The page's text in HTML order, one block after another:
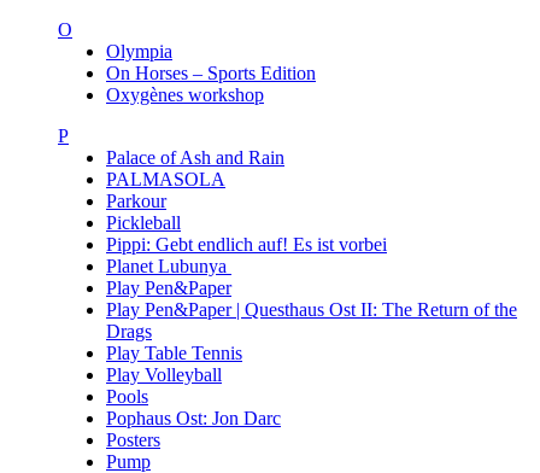
O
Olympia
On Horses – Sports Edition
Oxygènes workshop
P
Palace of Ash and Rain
PALMASOLA
Parkour
Pickleball
Pippi: Gebt endlich auf! Es ist vorbei
Planet Lubunya
Play Pen&Paper
Play Pen&Paper | Questhaus Ost II: The Return of the
Drags
Play Table Tennis
Play Volleyball
Pools
Pophaus Ost: Jon Darc
Posters
Pump